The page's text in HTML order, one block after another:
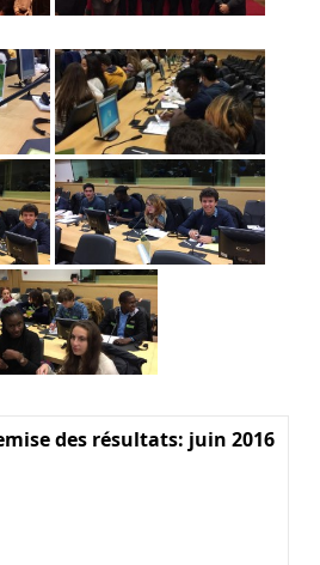
des résultats: juin 2016